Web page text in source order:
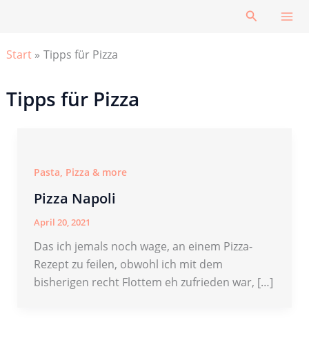
Suchen
Start Tipps für Pizza
Tipps für Pizza
Pasta, Pizza & more
Pizza Napoli
April 20, 2021
Das ich jemals noch wage, an einem Pizza-
Rezept zu feilen, obwohl ich mit dem
bisherigen recht Flottem eh zufrieden war, […]